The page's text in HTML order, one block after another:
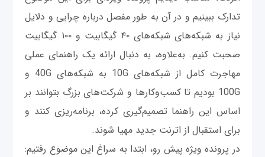
تدارک ببینیم و در آن به طور مفصل درباره چرایی و دلایل
نیاز به شبکه‌های شبکه‌های ۴۰ گیگابیت و ۱۰۰ گیگابیت
صحبت کنیم. به‌علاوه، به دنبال ارائه یک راهنمای عملی
مهاجرت کامل از شبکه‌های 10G به شبکه‌های 40G و
100G بودیم تا کسب‌وکارها و شرکت‌های بزرگ بتوانند بر
اساس این راهنما تصمیم‌گیری کرده، برنامه‌ریزی کنند و
برای استقبال از اترنت جدید مهیا شوند.
در پرونده ویژه پیش ‌رو، ابتدا به سراغ این موضوع رفتیم: